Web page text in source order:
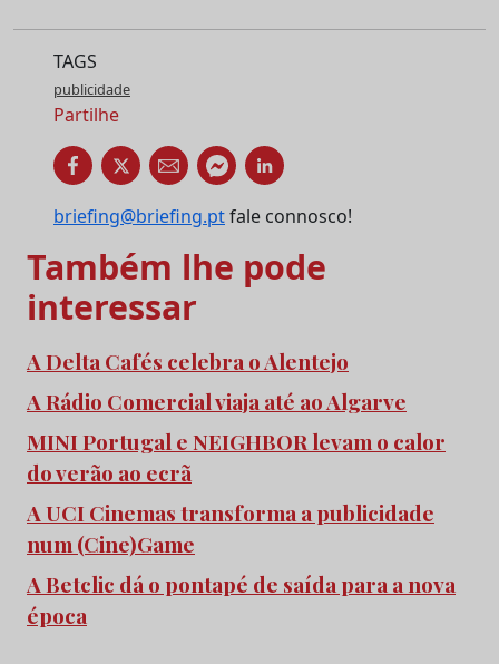
TAGS
publicidade
Partilhe
briefing@briefing.ptfale connosco!
Também lhe pode
interessar
A Delta Cafés celebra o Alentejo
A Rádio Comercial viaja até ao Algarve
MINI Portugal e NEIGHBOR levam o calor
do verão ao ecrã
A UCI Cinemas transforma a publicidade
num (Cine)Game
A Betclic dá o pontapé de saída para a nova
época